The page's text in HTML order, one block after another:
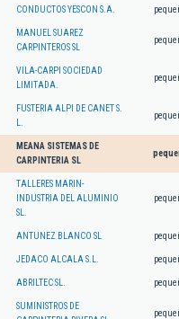
CONDUCTOS YESCON S.A.
MANUEL SUAREZ
CARPINTEROS SL
VILA-CARPI SOCIEDAD
LIMITADA.
FUSTERIA ALPI DE CANET S.
MEANA SISTEMAS DE
CARPINTERIA SL
TALLERES MARIN-
INDUSTRIA DEL ALUMINIO
SL.
ANTUNEZ BLANCO SL
JEDACO ALCALA S.L.
ABRILTEC SL.
SUMINISTROS DE